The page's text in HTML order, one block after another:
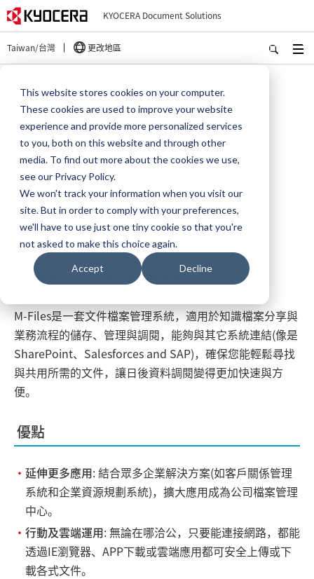
This website stores cookies on your computer.
These cookies are used to improve your website
experience and provide more personalized services
to you, both on this website and through other
media. To find out more about the cookies we use,
see our Privacy Policy.
We won't track your information when you visit our
site. But in order to comply with your preferences,
we'll have to use just one tiny cookie so that you're
not asked to make this choice again.
Accept Decline
KYOCERA Document Solutions
Taiwan/台灣 更改地區
M-Files
簡化調閱作業，保障機密資料安全性。
自動化管理流程，輕鬆進行檔案管理
M-Files是一套文件檔案管理系統，適用於知識檔案分享與
業務流程的儲存、管理與調閱，能夠與其它系統連結(像是
SharePoint、Salesforces and SAP)，確保您能輕鬆尋找
與共用所需的文件，讓日後資料調閱變得更加快速與方
便。
優點
・ 延伸更多應用: 結合眾多企業解決方案(如客戶關係管理
系統和企業資源規劃系統)，擴大應用成為公司檔案管理
中心。
・ 行動及雲端運用: 無論在哪洽公，只要能連接網路，都能
透過IE瀏覽器、APP下載或雲端應用都可安全上傳或下
載各式文件。